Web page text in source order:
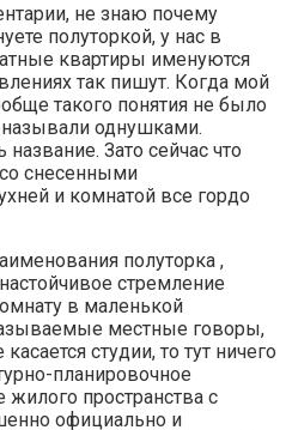
не знаю почему
полуторкой, у нас в
квартиры именуются
так пишут. Когда мой
такого понятия не было
однушками.
Зато сейчас что
снесенными
и комнатой все гордо
полуторка ,
стремление
в маленькой
местные говоры,
студии, то тут ничего
планировочное
пространства с
официально и